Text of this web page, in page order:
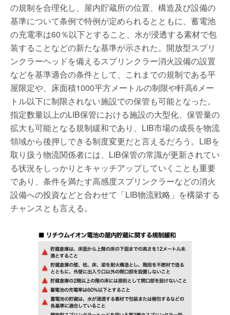
の規制を合理化し、屋内貯蔵所の位置、構造及び設備の
基準について条例で特例が定められるとともに、蓄電池
の充電率は60％以下とすること、水が浸透する素材で包
装することなどの新たな基準が示された。開放型スプリ
ンクラーヘッドを備えるスプリンクラー消火設備の設置
などを基準適合の条件として、これまでの規制である平
屋限定や、床面積1000平方メートルの制限や軒高6メー
トル以下に制限されない施設での保管も可能となった。
指定数量以上のLIB保管における施設の大型化、保管量の
拡大も可能となる規制緩和であり、LIB市場の成長を物流
領域から後押しできる制度変更だと言えるだろう。LIBを
取り扱う物流関係者には、LIB保管の常識が更新されてい
る状況をしっかりとキャッチアップしていくことも重要
であり、条件を満たす高感度スプリンクラーなどの消火
設備への投資などと合わせて「LIB物流戦略」を構築する
チャンスとも言える。